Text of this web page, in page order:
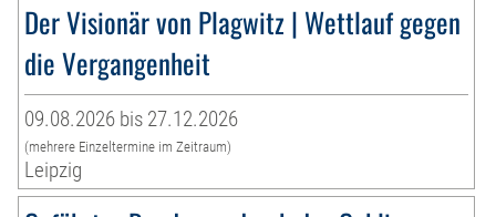
Der Visionär von Plagwitz | Wettlauf gegen
die Vergangenheit
09.08.2026 bis 27.12.2026
(mehrere Einzeltermine im Zeitraum)
Leipzig